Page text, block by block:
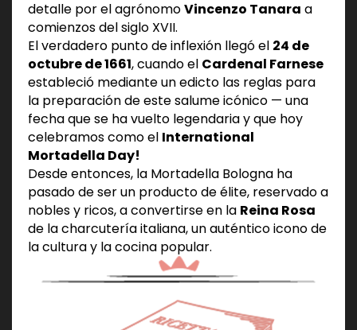
detalle por el agrónomoVincenzo Tanara a
comienzos del siglo XVII.
El verdadero punto de inflexión llegó el 24 de
octubre de 1661, cuando el Cardenal Farnese
estableció mediante un edicto las reglas para
la preparación de este salume icónico — una
fecha que se ha vuelto legendaria y que hoy
celebramos como el International
Mortadella Day!
Desde entonces, la Mortadella Bologna ha
pasado de ser un producto de élite, reservado a
nobles y ricos, a convertirse en la Reina Rosa
de la charcutería italiana, un auténtico icono de
la cultura y la cocina popular.